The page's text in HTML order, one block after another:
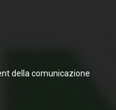
della comunicazione